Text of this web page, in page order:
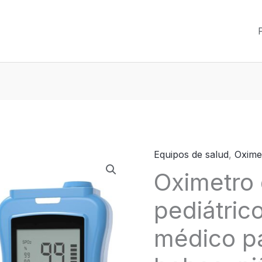
Equipos de salud,
médico
Oximetro
de
pulso
pediátrico
de
grado
médico